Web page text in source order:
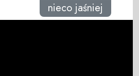
nieco jaśniej